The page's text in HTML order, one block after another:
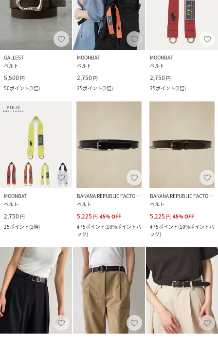
GALLEST
ベルト
5,500 円
50ポイント(1倍)
MOONBAT
ベルト
2,750 円
25ポイント(1倍)
MOONBAT
ベルト
2,750 円
25ポイント(1倍)
MOONBAT
ベルト
2,750 円
25ポイント(1倍)
BANANA REPUBLIC FACTORY STORE
ベルト
5,225 円 45%OFF
475ポイント(10%ポイントバ
ック)
BANANA REPUBLIC FACTORY STORE
ベルト
5,225 円 45%OFF
475ポイント(10%ポイントバ
ック)